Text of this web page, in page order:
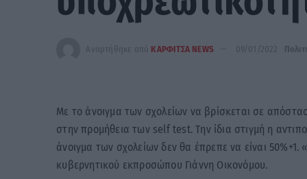
Αναρτήθηκε από ΚΑΡΦΙΤΣΑ NEWS 09/01/2022
Με το άνοιγμα των σχολείων να βρίσκεται σε
στην προμήθεια των self test. Την ίδια στιγμή η
άνοιγμα των σχολείων δεν θα έπρεπε να είναι
κυβερνητικού εκπροσώπου Γιάννη Οικονόμου.